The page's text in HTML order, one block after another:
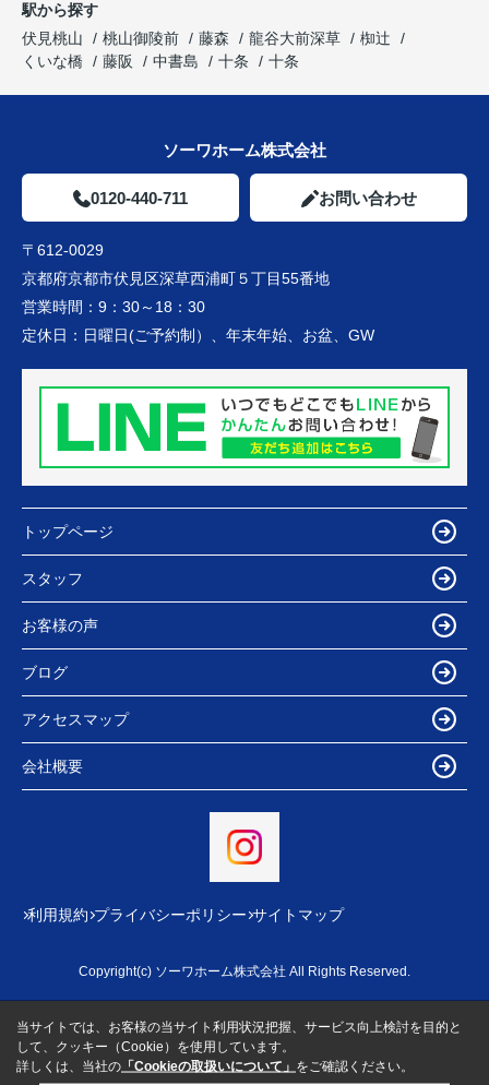
駅から探す
伏見桃山
桃山御陵前 藤森 龍谷大前深草
椥辻
くいな橋
藤阪 中書島 十条 十条
ソーワホーム株式会社
0120-440-711 お問い合わせ
〒612-0029
京都府京都市伏見区深草西浦町５丁目55番地
営業時間： 9：30～18：30
定休日： 日曜日(ご予約制）、年末年始、お盆、GW
トップページ
スタッフ
お客様の声
ブログ
アクセスマップ
会社概要
利用規約 プライバシーポリシー サイトマップ
Copyright(c) ソーワホーム株式会社 All Rights Reserved.
当サイトでは、お客様の当サイト利用状況把握、サービス向上検討を目的と
して、クッキー（Cookie）を使用しています。
詳しくは、当社の 「Cookieの取扱いについて」 をご確認ください。